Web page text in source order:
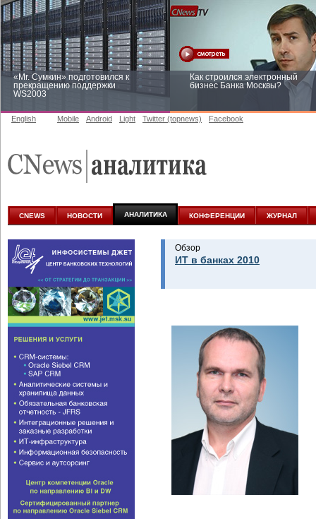
«Mr. Сумкин» подготовился к
прекращению поддержки
WS2003
Как строился электронный
бизнес Банка Москвы?
аналитике
English Mobile Android Light Twitter (topnews) Facebook
CNEWS НОВОСТИ АНАЛИТИКА КОНФЕРЕНЦИИ ЖУРНАЛ
Обзор
ИТ в банках 2010